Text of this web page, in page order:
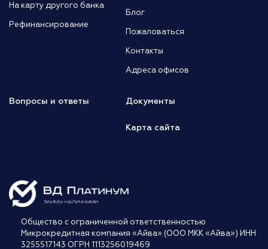
На карту другого банка
Рефинансирование
Блог
Пожаловаться
Контакты
Адреса офисов
Вопросы и ответы Документы
Карта сайта
Общество с ограниченной ответственностью
Микрокредитная компания «Айва» (ООО МКК «Айва») ИНН
3255517143 ОГРН 1113256019469